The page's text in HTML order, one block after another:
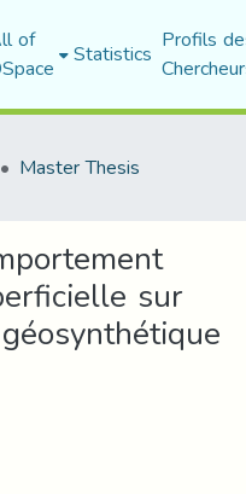
of Statistics Profils
Master Thesis
sur